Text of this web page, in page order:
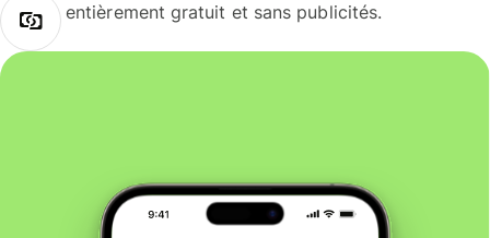
entièrement gratuit et sans publicités.